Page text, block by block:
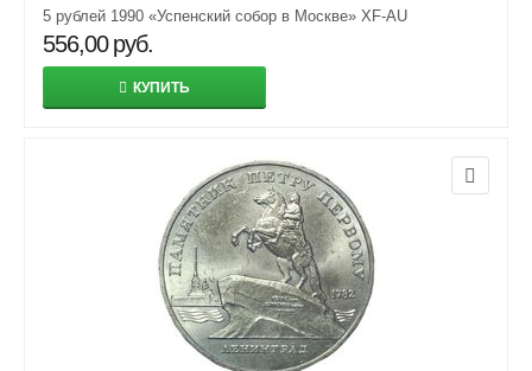
5 рублей 1990 «Успенский собор в Москве» XF-AU
556,00 руб.
КУПИТЬ